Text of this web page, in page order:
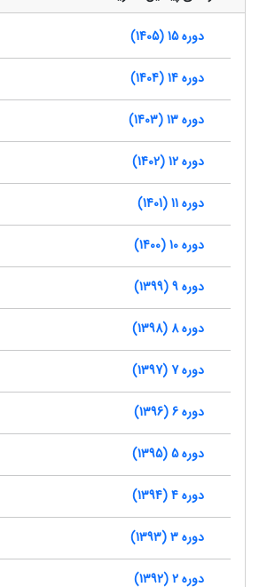
دوره 15 (1405)
دوره 14 (1404)
دوره 13 (1403)
دوره 12 (1402)
دوره 11 (1401)
دوره 10 (1400)
دوره 9 (1399)
دوره 8 (1398)
دوره 7 (1397)
دوره 6 (1396)
دوره 5 (1395)
دوره 4 (1394)
دوره 3 (1393)
دوره 2 (1392)